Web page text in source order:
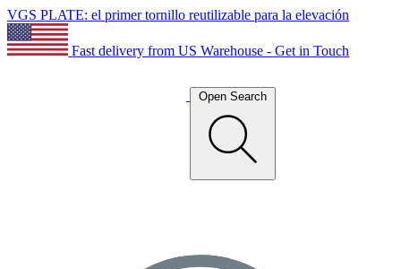
VGS PLATE: el primer tornillo reutilizable para la elevación
Fast delivery from US Warehouse - Get in Touch
Open Search